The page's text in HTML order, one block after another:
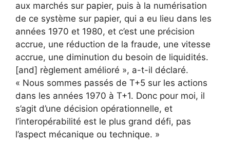
aux marchés sur papier, puis à la numérisation
de ce système sur papier, qui a eu lieu dans les
années 1970 et 1980, et c’est une précision
accrue, une réduction de la fraude, une vitesse
accrue, une diminution du besoin de liquidités.
[and] règlement amélioré », a-t-il déclaré.
« Nous sommes passés de T+5 sur les actions
dans les années 1970 à T+1. Donc pour moi, il
s’agit d’une décision opérationnelle, et
l’interopérabilité est le plus grand défi, pas
l’aspect mécanique ou technique. »